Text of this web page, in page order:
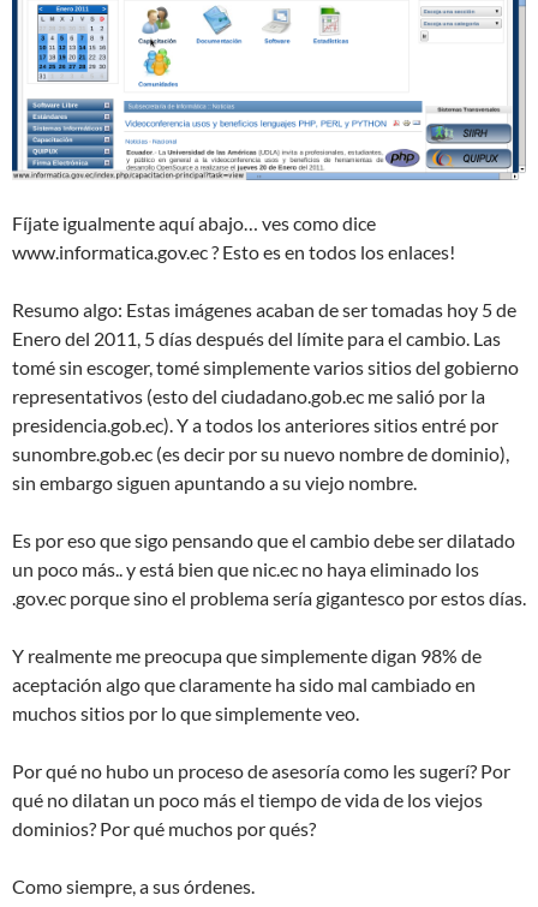
Fíjate igualmente aquí abajo… ves como dice
www.informatica.gov.ec ? Esto es en todos los enlaces!
Resumo algo: Estas imágenes acaban de ser tomadas hoy 5 de
Enero del 2011, 5 días después del límite para el cambio. Las
tomé sin escoger, tomé simplemente varios sitios del gobierno
representativos (esto del ciudadano.gob.ec me salió por la
presidencia.gob.ec). Y a todos los anteriores sitios entré por
sunombre.gob.ec (es decir por su nuevo nombre de dominio),
sin embargo siguen apuntando a su viejo nombre.
Es por eso que sigo pensando que el cambio debe ser dilatado
un poco más.. y está bien que nic.ec no haya eliminado los
.gov.ec porque sino el problema sería gigantesco por estos días.
Y realmente me preocupa que simplemente digan 98% de
aceptación algo que claramente ha sido mal cambiado en
muchos sitios por lo que simplemente veo.
Por qué no hubo un proceso de asesoría como les sugerí? Por
qué no dilatan un poco más el tiempo de vida de los viejos
dominios? Por qué muchos por qués?
Como siempre, a sus órdenes.